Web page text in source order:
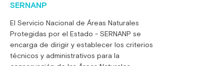
SERNANP
El Servicio Nacional de Áreas Naturales
Protegidas por el Estado - SERNANP se
encarga de dirigir y establecer los criterios
técnicos y administrativos para la